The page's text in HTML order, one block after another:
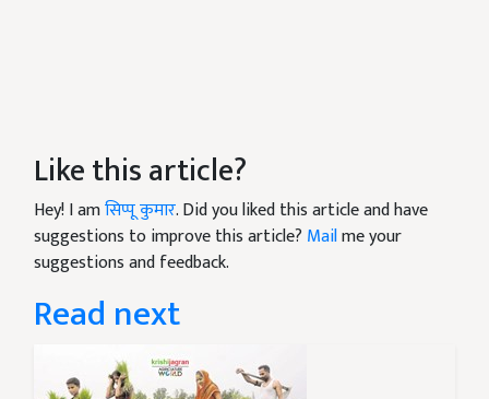
Like this article?
Hey! I amसिप्पू कुमार. Did you liked this article and have
suggestions to improve this article? Mailme your
suggestions and feedback.
Read next